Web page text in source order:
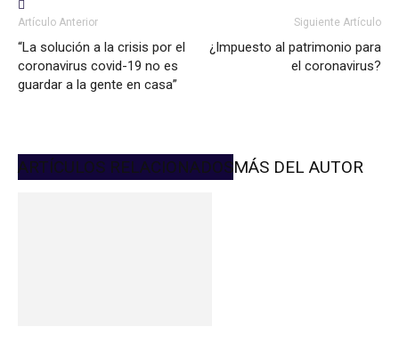
Artículo Anterior
“La solución a la crisis por el
coronavirus covid-19 no es
guardar a la gente en casa”
Siguiente Artículo
¿Impuesto al patrimonio para
el coronavirus?
ARTÍCULOS RELACIONADOSMÁS DEL AUTOR